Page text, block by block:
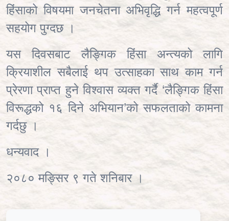
हिंसाको विषयमा जनचेतना अभिवृद्धि गर्न महत्वपूर्ण
सहयोग पुग्दछ ।
यस दिवसबाट लैङ्गिक हिंसा अन्त्यको लागि
क्रियाशील सबैलाई थप उत्साहका साथ काम गर्न
प्रेरणा प्राप्त हुने विश्वास व्यक्त गर्दै ‘लैङ्गिक हिंसा
विरूद्धको १६ दिने अभियान’को सफलताको कामना
गर्दछु ।
धन्यवाद ।
२०८० मङ्सिर ९ गते शनिबार ।